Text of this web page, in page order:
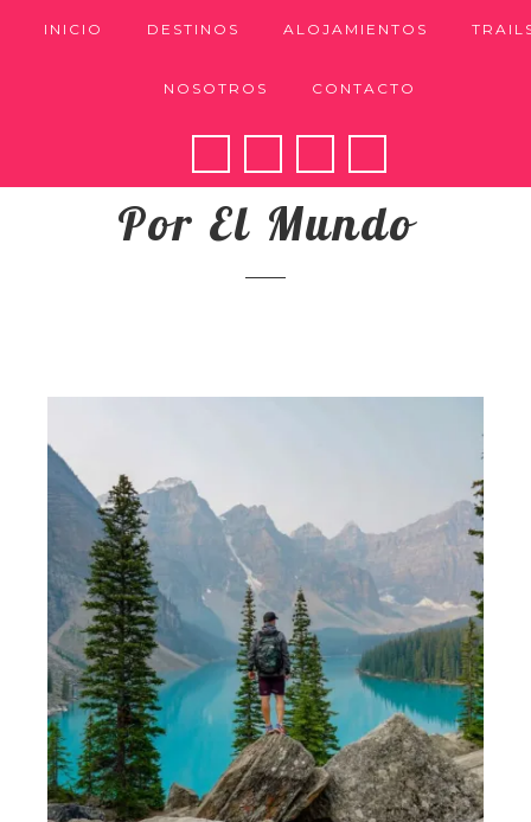
INICIO DESTINOS ALOJAMIENTOS
NOSOTROS CONTACTO
Nuestros Pasos
Por El Mundo